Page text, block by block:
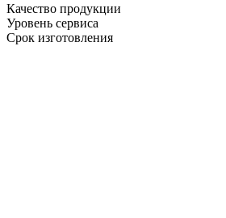
Качество продукции
Уровень сервиса
Срок изготовления